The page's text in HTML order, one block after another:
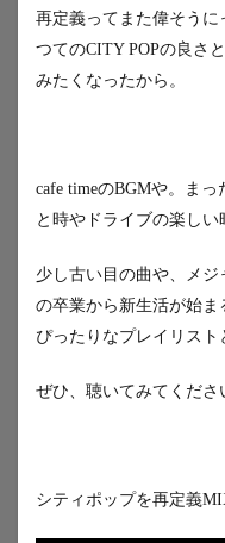
再定義ってまた偉そう
つてのCITY POPの良さ
みたくなったから。
cafe timeのBGMや。ま
と時やドライブの楽しい
少し古い目の曲や、メ
の卒業から新生活が始
ぴったりなプレイリスト
ぜひ、聴いてみてくださ
シティポップを再定義